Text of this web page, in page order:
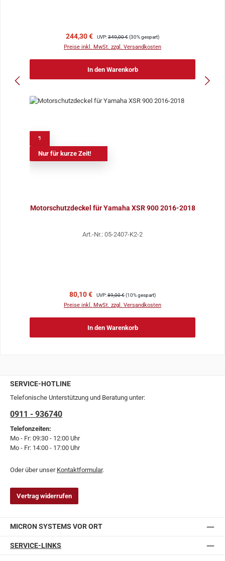
Verkaufspreis:
244,30 € Regulärer Preis:
UVP:349,00 €(30% gespart)
Preise inkl. MwSt. zzgl. Versandkosten
In den Warenkorb
Nur für kurze Zeit!
Motorschutzdeckel für Yamaha XSR 900 2016-2018
Art.-Nr.: 05-2407-K2-2
Verkaufspreis:
80,10 € Regulärer Preis:
UVP:89,00 €(10% gespart)
Preise inkl. MwSt. zzgl. Versandkosten
In den Warenkorb
SERVICE-HOTLINE
Telefonische Unterstützung und Beratung unter:
0911 - 936740
Telefonzeiten:
Mo - Fr: 09:30 - 12:00 Uhr
Mo - Fr: 14:00 - 17:00 Uhr
Oder über unser Kontaktformular.
Vertrag widerrufen
MICRON SYSTEMS VOR ORT
SERVICE-LINKS